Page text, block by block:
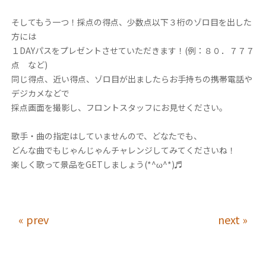
そしてもう一つ！採点の得点、少数点以下３桁のゾロ目を出した
方には
１DAYパスをプレゼントさせていただきます！(例：８０．７７７
点 など)
同じ得点、近い得点、ゾロ目が出ましたらお手持ちの携帯電話や
デジカメなどで
採点画面を撮影し、フロントスタッフにお見せください。
歌手・曲の指定はしていませんので、どなたでも、
どんな曲でもじゃんじゃんチャレンジしてみてくださいね！
楽しく歌って景品をGETしましょう(*^ω^*)♬
« prev next »